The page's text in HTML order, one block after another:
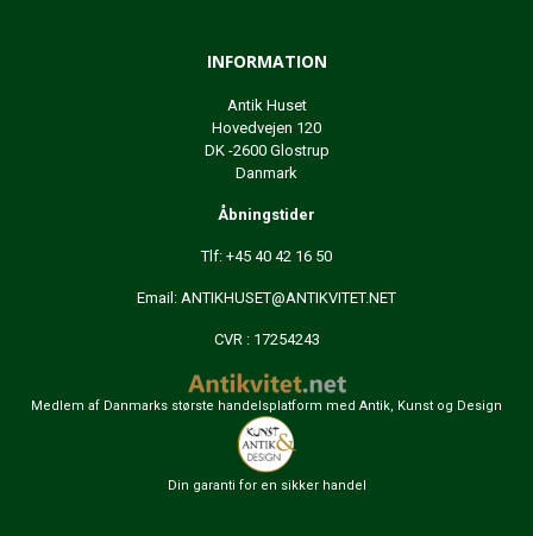
INFORMATION
Antik Huset
Hovedvejen 120
DK -2600 Glostrup
Danmark
Åbningstider
Tlf: +45 40 42 16 50
Email: ANTIKHUSET@ANTIKVITET.NET
CVR : 17254243
Medlem af Danmarks største handelsplatform med Antik, Kunst og Design
Din garanti for en sikker handel